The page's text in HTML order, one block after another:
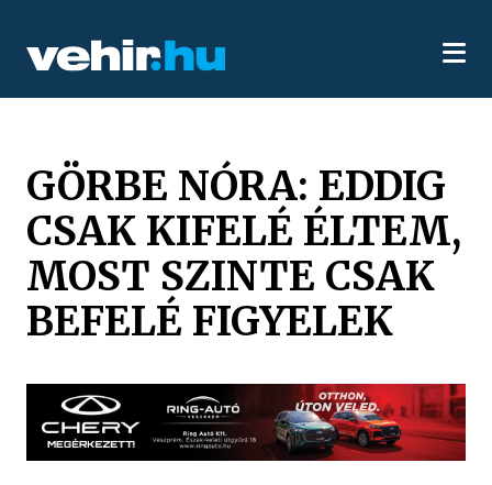
GÖRBE NÓRA: EDDIG
CSAK KIFELÉ ÉLTEM,
MOST SZINTE CSAK
BEFELÉ FIGYELEK